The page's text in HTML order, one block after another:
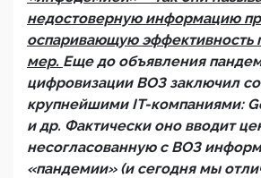
недостоверную информацию
оспаривающую эффективность
мер. Еще до объявления
цифровизации ВОЗ заключил
крупнейшими IT-компаниями:
и др. Фактически оно вводит
несогласованную с ВОЗ
«пандемии» (и сегодня мы